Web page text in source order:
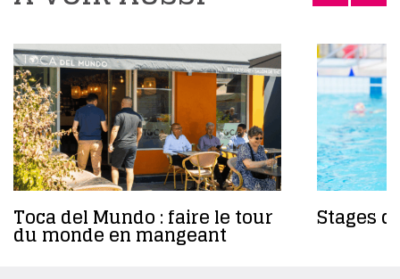
Toca del Mundo : faire le tour
du monde en mangeant
Stages